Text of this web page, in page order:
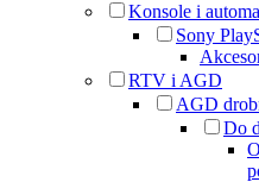
Konsole i
Sony
RTV i AGD
AGD
Do